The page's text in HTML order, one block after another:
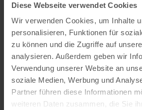
Diese Webseite verwendet Cookies
Wir verwenden Cookies, um Inhalte
personalisieren, Funktionen für
zu können und die Zugriffe auf
analysieren. Außerdem geben wir
Verwendung unserer Website an
soziale Medien, Werbung und
Partner führen diese Informationen
weiteren Daten zusammen, die Sie